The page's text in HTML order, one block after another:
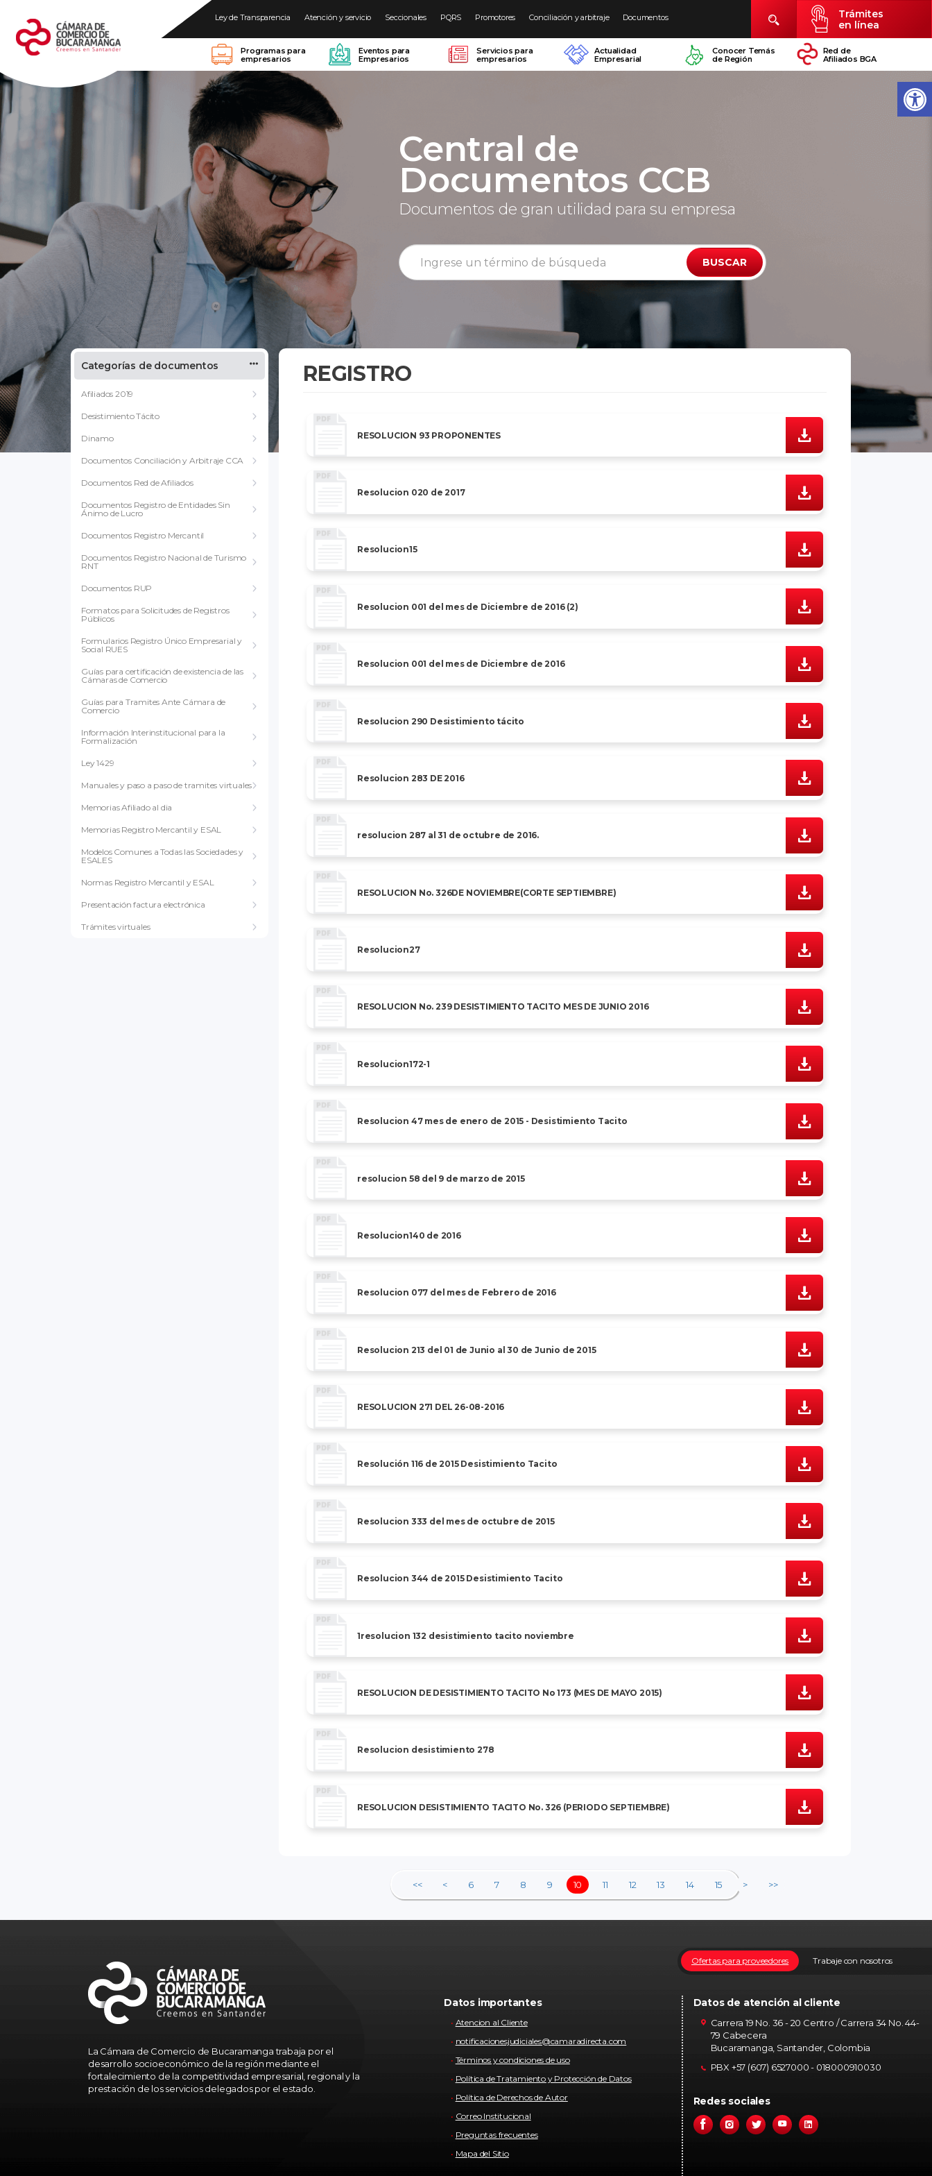
Ley de Transparencia Atención y servicio Seccionales PQRS Promotores Conciliación y arbitraje Documentos
Trámites
en línea
Programas para
empresarios
Eventos para
Empresarios
Servicios para
empresarios
Actualidad
Empresarial
Conocer Temás
de Región
Red de
Afiliados BGA
Central de
Documentos CCB
Documentos de gran utilidad para su empresa
BUSCAR
Categorías de documentos
Afiliados 2019
Desistimiento Tácito
Dinamo
Documentos Conciliación y Arbitraje CCA
Documentos Red de Afiliados
Documentos Registro de Entidades Sin
Ánimo de Lucro
Documentos Registro Mercantil
Documentos Registro Nacional de Turismo
RNT
Documentos RUP
Formatos para Solicitudes de Registros
Públicos
Formularios Registro Único Empresarial y
Social RUES
Guías para certificación de existencia de las
Cámaras de Comercio
Guías para Tramites Ante Cámara de
Comercio
Información Interinstitucional para la
Formalización
Ley 1429
Manuales y paso a paso de tramites virtuales
Memorias Afiliado al dia
Memorias Registro Mercantil y ESAL
Modelos Comunes a Todas las Sociedades y
ESALES
Normas Registro Mercantil y ESAL
Presentación factura electrónica
Trámites virtuales
REGISTRO
RESOLUCION 93 PROPONENTES
Resolucion 020 de 2017
Resolucion15
Resolucion 001 del mes de Diciembre de 2016 (2)
Resolucion 001 del mes de Diciembre de 2016
Resolucion 290 Desistimiento tácito
Resolucion 283 DE 2016
resolucion 287 al 31 de octubre de 2016.
RESOLUCION No. 326DE NOVIEMBRE(CORTE SEPTIEMBRE)
Resolucion27
RESOLUCION No. 239 DESISTIMIENTO TACITO MES DE JUNIO 2016
Resolucion172-1
Resolucion 47 mes de enero de 2015 - Desistimiento Tacito
resolucion 58 del 9 de marzo de 2015
Resolucion140 de 2016
Resolucion 077 del mes de Febrero de 2016
Resolucion 213 del 01 de Junio al 30 de Junio de 2015
RESOLUCION 271 DEL 26-08-2016
Resolución 116 de 2015 Desistimiento Tacito
Resolucion 333 del mes de octubre de 2015
Resolucion 344 de 2015 Desistimiento Tacito
1resolucion 132 desistimiento tacito noviembre
RESOLUCION DE DESISTIMIENTO TACITO No 173 (MES DE MAYO 2015)
Resolucion desistimiento 278
RESOLUCION DESISTIMIENTO TACITO No. 326 (PERIODO SEPTIEMBRE)
<< < 6 7 8 9 10 11 12 13 14 15 > >>
La Cámara de Comercio de Bucaramanga trabaja por el
desarrollo socioeconómico de la región mediante el
fortalecimiento de la competitividad empresarial, regional y la
prestación de los servicios delegados por el estado.
Trabaje con nosotros
Ofertas para proveedores
Datos importantes
Atencion al Cliente
notificacionesjudiciales@camaradirecta.com
Términos y condiciones de uso
Política de Tratamiento y Protección de Datos
Política de Derechos de Autor
Correo Institucional
Preguntas frecuentes
Mapa del Sitio
Datos de atención al cliente
Carrera 19 No. 36 - 20 Centro / Carrera 34 No. 44-
79 Cabecera
Bucaramanga, Santander, Colombia
PBX +57 (607) 6527000 - 018000910030
Redes sociales